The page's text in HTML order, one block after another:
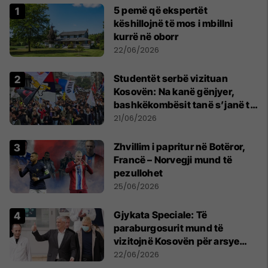
5 pemë që ekspertët
këshillojnë të mos i mbillni
kurrë në oborr
22/06/2026
Studentët serbë vizituan
Kosovën: Na kanë gënjyer,
bashkëkombësit tanë s’janë të
shtypur
21/06/2026
Zhvillim i papritur në Botëror,
Francë – Norvegji mund të
pezullohet
25/06/2026
​Gjykata Speciale: Të
paraburgosurit mund të
vizitojnë Kosovën për arsye
humanitare
22/06/2026